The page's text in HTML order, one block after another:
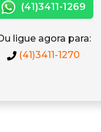
(41)3411-1269
ligue agora para:
(41)3411-1270